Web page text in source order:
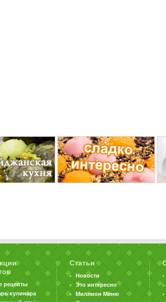
рецепты
кулинара
Статьи
Новости
Это интересно
Миллион Меню